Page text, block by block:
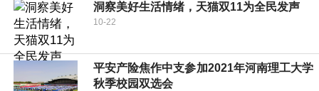
洞察美好生活情绪，天猫双11为全民发声
10-22
平安产险焦作中支参加2021年河南理工大学
秋季校园双选会